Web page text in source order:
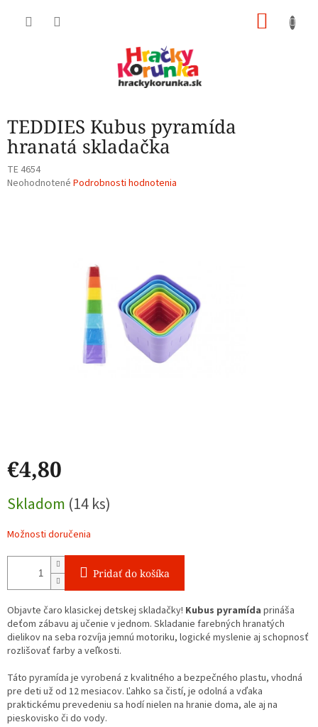
TEDDIES Kubus pyramída
hranatá skladačka
TE 4654
Priemerné
Neohodnotené Podrobnosti hodnotenia
€4,80
cena:
Skladom (14 ks)
Možnosti doručenia
Pridať do košíka
Objavte čaro klasickej detskej skladačky! Kubus pyramída prináša
deťom zábavu aj učenie v jednom. Skladanie farebných hranatých
dielikov na seba rozvíja jemnú motoriku, logické myslenie aj schopnosť
rozlišovať farby a veľkosti.
Táto pyramída je vyrobená z kvalitného a bezpečného plastu, vhodná
pre deti už od 12 mesiacov. Ľahko sa čistí, je odolná a vďaka
praktickému prevedeniu sa hodí nielen na hranie doma, ale aj na
pieskovisko či do vody.